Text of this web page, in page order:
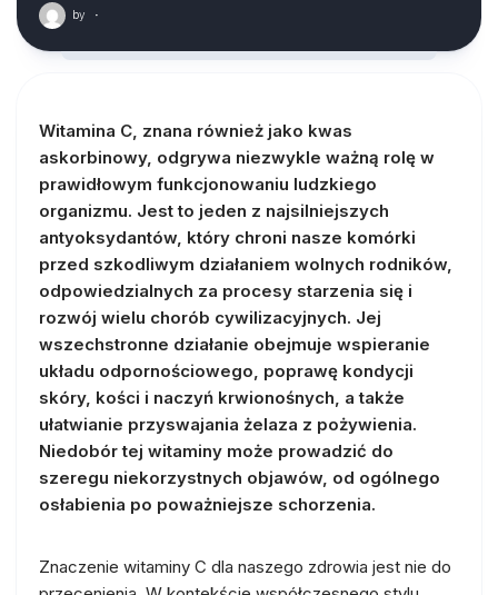
by ·
Witamina C, znana również jako kwas
askorbinowy, odgrywa niezwykle ważną rolę w
prawidłowym funkcjonowaniu ludzkiego
organizmu. Jest to jeden z najsilniejszych
antyoksydantów, który chroni nasze komórki
przed szkodliwym działaniem wolnych rodników,
odpowiedzialnych za procesy starzenia się i
rozwój wielu chorób cywilizacyjnych. Jej
wszechstronne działanie obejmuje wspieranie
układu odpornościowego, poprawę kondycji
skóry, kości i naczyń krwionośnych, a także
ułatwianie przyswajania żelaza z pożywienia.
Niedobór tej witaminy może prowadzić do
szeregu niekorzystnych objawów, od ogólnego
osłabienia po poważniejsze schorzenia.
Znaczenie witaminy C dla naszego zdrowia jest nie do